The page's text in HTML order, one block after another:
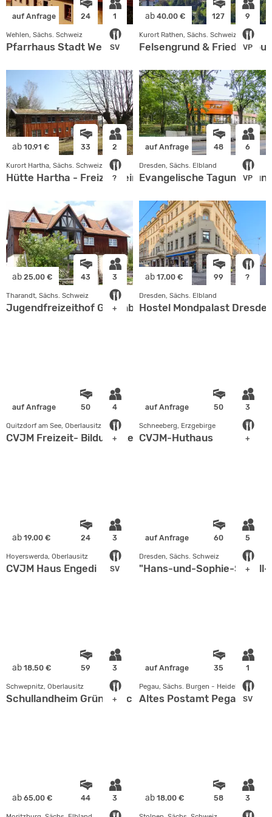
auf Anfrage 24 1
SV
Wehlen, Sächs. Schweiz
Pfarrhaus Stadt Wehlen
ab 40.00 € 127 9
VP
Kurort Rathen, Sächs. Schweiz
Felsengrund &
ab 10.91 € 33 2
?
Kurort Hartha, Sächs. Schweiz
Hütte Hartha - Freizeitheim der Ev. Jugend Dresden
auf Anfrage 48 6
VP
Dresden, Sächs. Elbland
Evangelische Tagungs-
ab 25.00 € 43 3
+
Tharandt, Sächs. Schweiz
Jugendfreizeithof Grillenburg
ab 17.00 € 99 ?
Dresden, Sächs. Elbland
Hostel Mondpalast
auf Anfrage 50 4
+
Quitzdorf am See, Oberlausitz
CVJM Freizeit- Bildungszentrum Kollm
auf Anfrage 50 3
+
Schneeberg, Erzgebirge
CVJM-Huthaus
ab 19.00 € 24 3
SV
Hoyerswerda, Oberlausitz
CVJM Haus Engedi
auf Anfrage 60 5
+
Dresden, Sächs. Schweiz
"Hans-und-Sophie-Scholl-
ab 18.50 € 59 3
+
Schwepnitz, Oberlausitz
Schullandheim Grüngräbchen
auf Anfrage 35 1
SV
Pegau, Sächs. Burgen - Heideland
Altes Postamt Pegau
ab 65.00 € 44 3 ab 18.00 € 58 3